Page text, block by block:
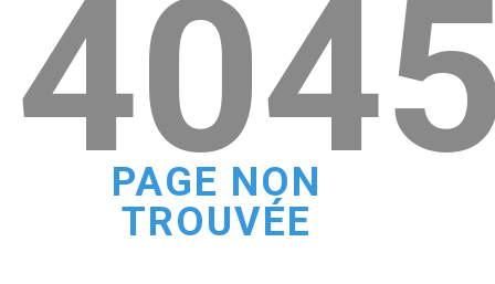
PAGE NON
TROUVÉE